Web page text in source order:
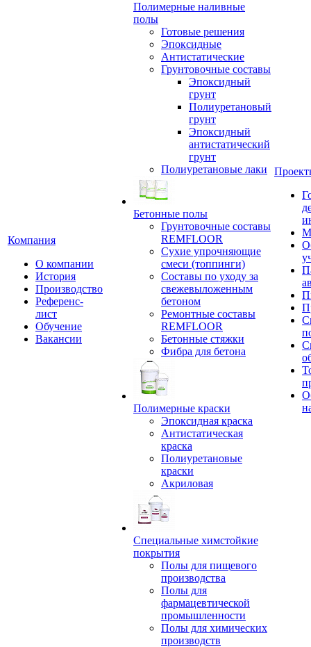
Компания
О компании
История
Производство
Референс-
лист
Обучение
Вакансии
Полимерные наливные
полы
Готовые решения
Эпоксидные
Антистатические
Грунтовочные составы
Эпоксидный
грунт
Полиуретановый
грунт
Эпоксидный
антистатический
грунт
Полиуретановые лаки
Бетонные полы
Грунтовочные составы
REMFLOOR
Сухие упрочняющие
смеси (топпинги)
Составы по уходу за
свежевыложенным
бетоном
Ремонтные составы
REMFLOOR
Бетонные стяжки
Фибра для бетона
Полимерные краски
Эпоксидная краска
Антистатическая
краска
Полиуретановые
краски
Акриловая
Специальные химстойкие
покрытия
Полы для пищевого
производства
Полы для
фармацевтической
промышленности
Полы для химических
производств